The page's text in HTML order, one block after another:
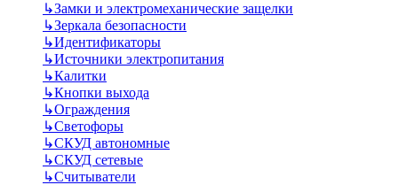
↳Замки и электромеханические защелки
↳Зеркала безопасности
↳Идентификаторы
↳Источники электропитания
↳Калитки
↳Кнопки выхода
↳Ограждения
↳Светофоры
↳СКУД автономные
↳СКУД сетевые
↳Считыватели